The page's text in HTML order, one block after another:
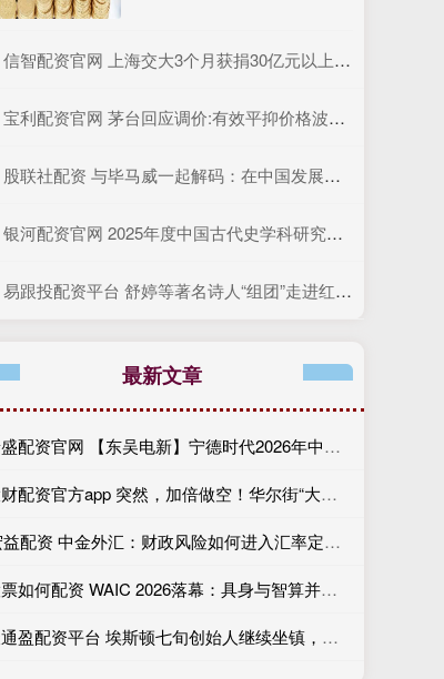
​信智配资官网 上海交大3个月获捐30亿元以上，其中宁德时代刷新最大单笔捐赠纪录
​宝利配资官网 茅台回应调价:有效平抑价格波动，防止价格炒作
​股联社配资 与毕马威一起解码：在中国发展高层论坛看“十五五”规划里的中国机遇
​银河配资官网 2025年度中国古代史学科研究十大热点发布
​易跟投配资平台 舒婷等著名诗人“组团”走进红旗渠
最新文章
景盛配资官网 【东吴电新】宁德时代2026年中报点评：出货高增业绩稳健，回购彰显龙头信心
大财配资官方app 突然，加倍做空！华尔街“大空头”，再出手！AI“狼来了”，这次是真的吗？
宏益配资 中金外汇：财政风险如何进入汇率定价？
股票如何配资 WAIC 2026落幕：具身与智算并列核心 机器人精度达0.2μm级
天通盈配资平台 埃斯顿七旬创始人继续坐镇，收购酷卓到底为了里子还是面子？